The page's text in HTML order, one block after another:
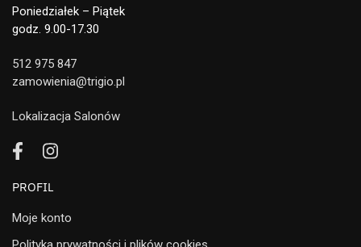
Poniedziałek – Piątek
godz. 9.00-17.30
512 975 847
zamowienia@trigio.pl
Lokalizacja Salonów
PROFIL
Moje konto